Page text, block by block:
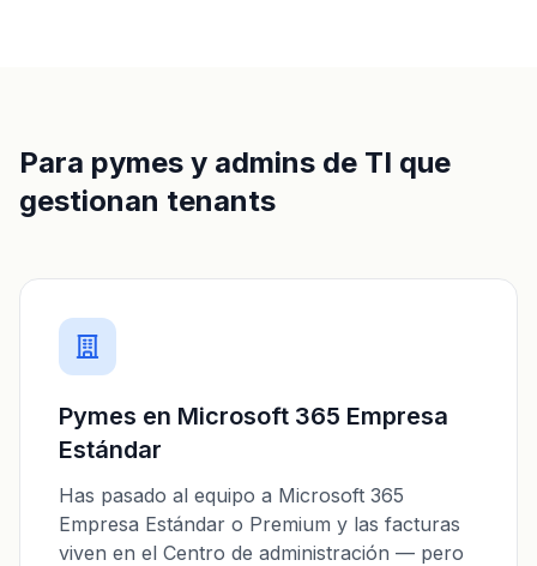
Para pymes y admins de TI que
gestionan tenants
Pymes en Microsoft 365 Empresa
Estándar
Has pasado al equipo a Microsoft 365
Empresa Estándar o Premium y las facturas
viven en el Centro de administración — pero